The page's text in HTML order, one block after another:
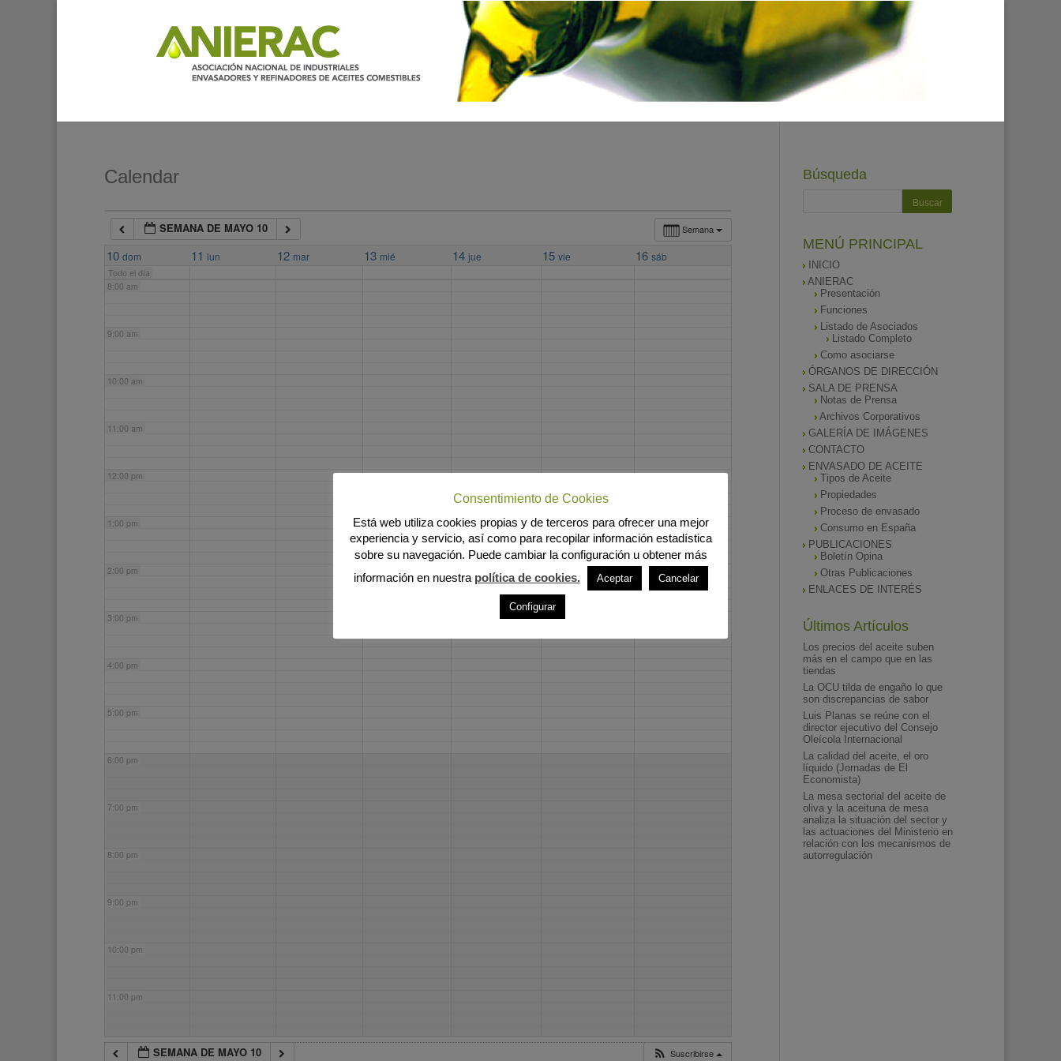
Calendar
Semana
SEMANA DE MAYO 10
10 dom 11 lun 12 mar 13 mié 14 jue 15 vie 16 sáb
Todo el día
7:00 am
8:00 am
9:00 am
10:00 am
11:00 am
12:00 pm
1:00 pm
2:00 pm
3:00 pm
4:00 pm
5:00 pm
6:00 pm
7:00 pm
8:00 pm
9:00 pm
10:00 pm
11:00 pm
SEMANA DE MAYO 10 Suscribirse
Búsqueda
MENÚ PRINCIPAL
INICIO
ANIERAC
Presentación
Funciones
Listado de Asociados
Listado Completo
Como asociarse
ÓRGANOS DE DIRECCIÓN
SALA DE PRENSA
Notas de Prensa
Archivos Corporativos
GALERÍA DE IMÁGENES
CONTACTO
ENVASADO DE ACEITE
Tipos de Aceite
Propiedades
Proceso de envasado
Consumo en España
PUBLICACIONES
Boletín Opina
Otras Publicaciones
ENLACES DE INTERÉS
Últimos Artículos
Los precios del aceite suben
más en el campo que en las
tiendas
La OCU tilda de engaño lo que
son discrepancias de sabor
Luis Planas se reúne con el
director ejecutivo del Consejo
Oleícola Internacional
La calidad del aceite, el oro
líquido (Jornadas de El
Economista)
La mesa sectorial del aceite de
oliva y la aceituna de mesa
analiza la situación del sector y
las actuaciones del Ministerio en
relación con los mecanismos de
autorregulación
Consentimiento de Cookies
Está web utiliza cookies propias y de terceros para ofrecer una mejor
experiencia y servicio, así como para recopilar información estadística
sobre su navegación. Puede cambiar la configuración u obtener más
información en nuestra política de cookies. Aceptar Cancelar
Configurar